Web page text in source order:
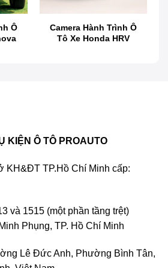
là gì?
Ô
Camera Hành Trình Ô
Tô Xe Honda HRV
KIỆN Ô TÔ PROAUTO
KH&ĐT TP.Hồ Chí Minh cấp:
và 1515 (một phần tầng trệt)
Phụng, TP. Hồ Chí Minh
Lê Đức Anh, Phường Bình Tân,